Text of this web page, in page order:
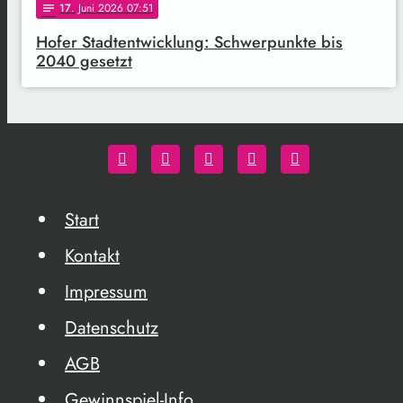
notes 17. Juni 2026 07:51
Hofer Stadtentwicklung: Schwerpunkte bis
2040 gesetzt
Start
Kontakt
Impressum
Datenschutz
AGB